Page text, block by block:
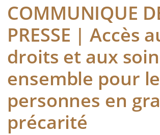
COMMUNIQUE
PRESSE | Accès
droits et aux
ensemble pour
personnes en
précarité